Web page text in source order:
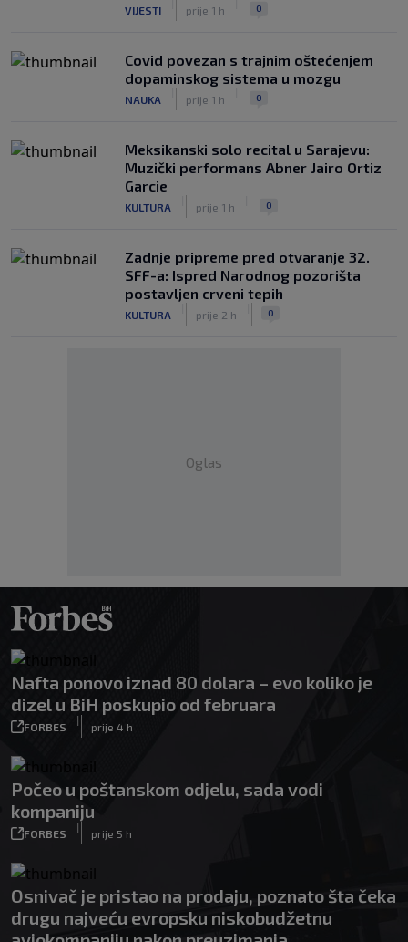
VIJESTI prije 1 h 0
Covid povezan s trajnim oštećenjem
dopaminskog sistema u mozgu
NAUKA prije 1 h 0
Meksikanski solo recital u Sarajevu:
Muzički performans Abner Jairo Ortiz
Garcie
KULTURA prije 1 h 0
Zadnje pripreme pred otvaranje 32.
SFF-a: Ispred Narodnog pozorišta
postavljen crveni tepih
KULTURA prije 2 h 0
Oglas
Nafta ponovo iznad 80 dolara – evo koliko je
dizel u BiH poskupio od februara
FORBES
|
prije 4 h
Počeo u poštanskom odjelu, sada vodi
kompaniju
FORBES
|
prije 5 h
Osnivač je pristao na prodaju, poznato šta čeka
drugu najveću evropsku niskobudžetnu